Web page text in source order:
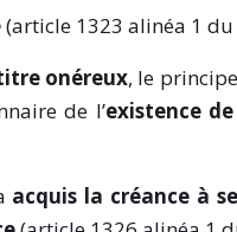
(article 1323 alinéa 1 du
onéreux, le
de l’existence
acquis la créance à